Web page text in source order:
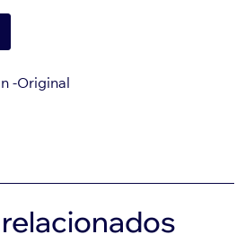
-Original